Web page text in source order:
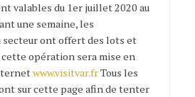
valables du 1er juillet 2020 au
une semaine, les
secteur ont offert des lots et
cette opération sera mise en
www.visitvar.frTous les
sur cette page afin de tenter